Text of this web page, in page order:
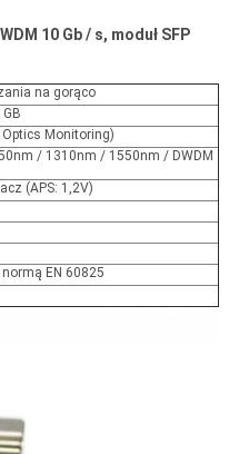
10 Gb / s, moduł SFP
na gorąco
Optics Monitoring)
/ 1310nm / 1550nm / DWDM
(APS: 1,2V)
EN 60825